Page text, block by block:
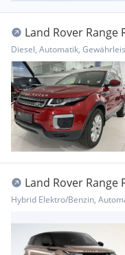
Land Rover Range
Aut. *1.HAND:GA...
Diesel, Automatik,
Land Rover Range
Hoxton Edition PHEV